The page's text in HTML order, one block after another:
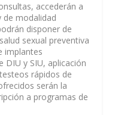
accederán a
de modalidad
disponer de
sexual preventiva
implantes
DIU y SIU, aplicación
rápidos de
serán la
a programas de